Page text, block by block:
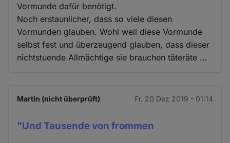
Vormunde dafür benötigt.
Noch erstaunlicher, dass so viele diesen
Vormunden glauben. Wohl weil diese Vormunde
selbst fest und überzeugend glauben, dass dieser
nichtstuende Allmächtige sie brauchen täteräte ...
Martin (nicht überprüft) Fr. 20 Dez 2019 - 01:14
"Und Tausende von frommen